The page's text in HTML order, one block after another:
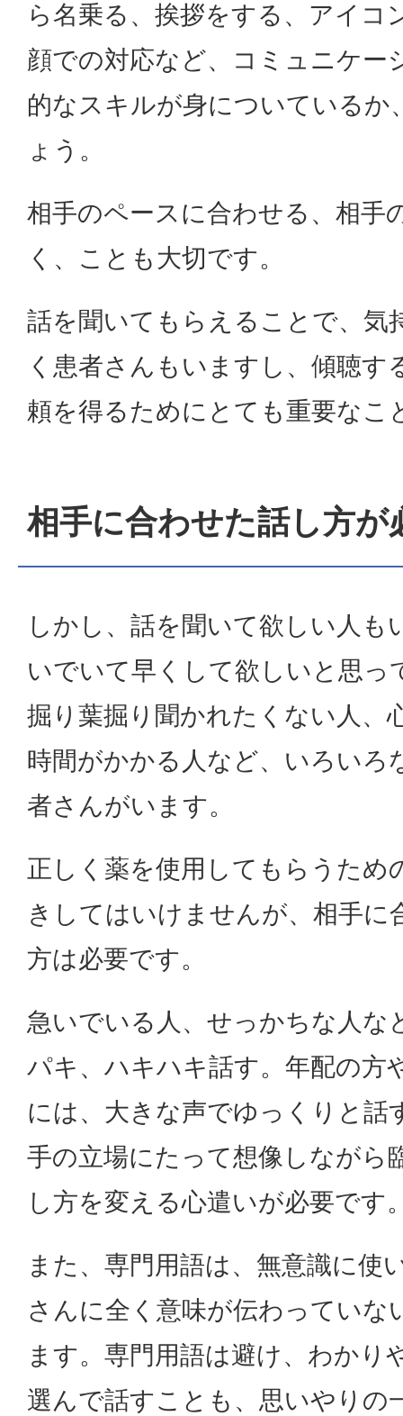
ら名乗る、挨拶をする、アイコ
顔での対応など、コミュニケー
的なスキルが身についているか
ょう。
相手のペースに合わせる、相手
く、ことも大切です。
話を聞いてもらえることで、気
く患者さんもいますし、傾聴す
頼を得るためにとても重要なこ
相手に合わせた話し方が
しかし、話を聞いて欲しい人も
いでいて早くして欲しいと思っ
掘り葉掘り聞かれたくない人、
時間がかかる人など、いろいろ
者さんがいます。
正しく薬を使用してもらうため
きしてはいけませんが、相手に
方は必要です。
急いでいる人、せっかちな人な
パキ、ハキハキ話す。年配の方
には、大きな声でゆっくりと話
手の立場にたって想像しながら
し方を変える心遣いが必要です
また、専門用語は、無意識に使
さんに全く意味が伝わっていな
ます。専門用語は避け、わかり
選んで話すことも、思いやりの